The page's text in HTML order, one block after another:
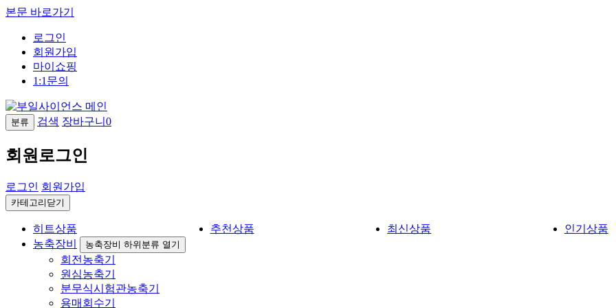
본문 바로가기
로그인
회원가입
마이쇼핑
1:1문의
분류 검색 장바구니 0
회원로그인
로그인 회원가입
카테고리닫기
히트상품 추천상품 최신상품
인기상품
농축장비
농축장비 하위분류 열기
회전농축기
원심농축기
분무식시험관농축기
용매회수기